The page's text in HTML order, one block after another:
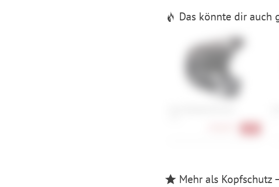
Das könnte dir auch
Mehr als Kopfschutz